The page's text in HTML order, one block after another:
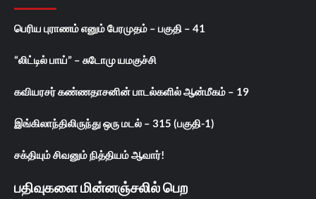
பெரிய புராணம் எனும் பேரமுதம் – பகுதி – 41
“லிட்டில் பாய்” – சுடோமு யமகுச்சி
கவியரசர் கண்ணதாசனின் பாடல்களில் ஆன்மீகம் – 19
இங்கிலாந்திலிருந்து ஒரு மடல் – 315 (பகுதி-1)
சக்தியும் சிவனும் நித்தியம் ஆவார்!
பதிவுகளை மின்னஞ்சலில் பெற